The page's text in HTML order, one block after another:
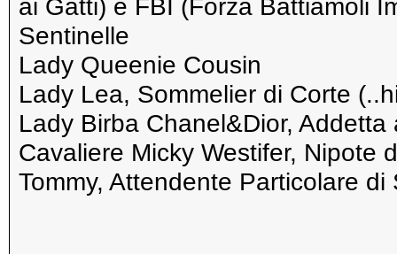
ai Gatti) e FBI (Forza Battiamoli
Sentinelle
Lady Queenie Cousin
Lady Lea, Sommelier di Corte
Lady Birba Chanel&Dior,
Cavaliere Micky Westifer, Nipote
Tommy, Attendente Particolare